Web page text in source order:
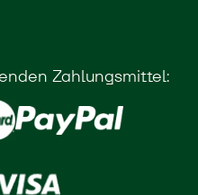
Zahlungsmittel: